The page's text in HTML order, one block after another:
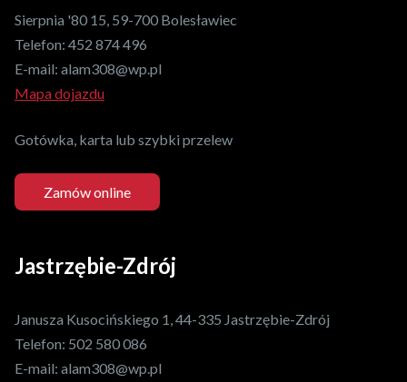
Sierpnia '80 15, 59-700 Bolesławiec
Telefon: 452 874 496
E-mail: alam308@wp.pl
Mapa dojazdu
Gotówka, karta lub szybki przelew
Zamów online
Jastrzębie-Zdrój
Janusza Kusocińskiego 1, 44-335 Jastrzębie-Zdrój
Telefon: 502 580 086
E-mail: alam308@wp.pl